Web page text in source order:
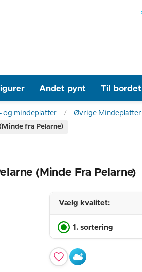
Andet pynt Til bordet
og mindeplatter Øvrige Mindeplatter
fra Pelarne)
(Minde Fra Pelarne)
Vælg kvalitet:
1. sortering